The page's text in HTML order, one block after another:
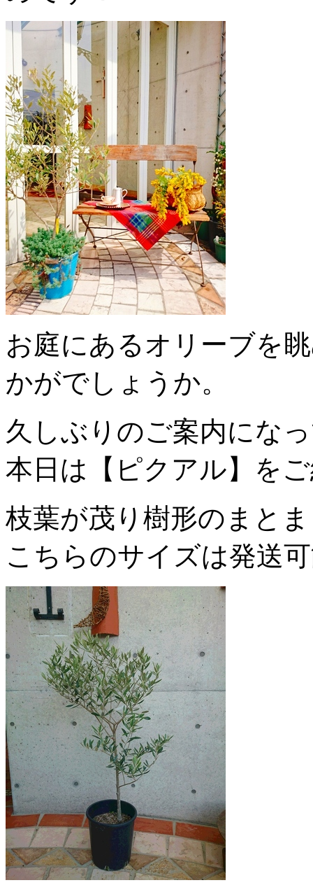
お庭にあるオリーブを
かがでしょうか。
久しぶりのご案内にな
本日は【ピクアル】を
枝葉が茂り樹形のまと
こちらのサイズは発送